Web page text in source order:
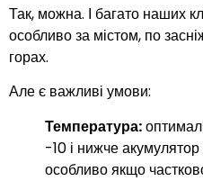
Так, можна. І багато наших
особливо за містом, по
горах.
Але є важливі умови:
Температура:
-10 і нижче
особливо якщо